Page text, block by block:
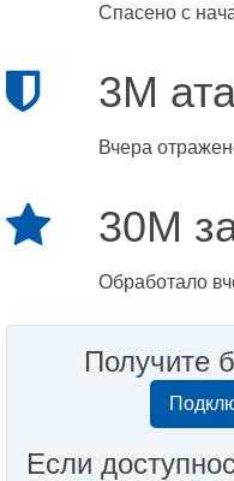
Спасено с
3M
Вчера
30M
Обработало
Получите
Если